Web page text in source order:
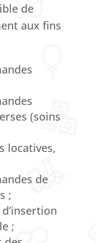
de
aux fins
(soins
locatives,
de
;
;